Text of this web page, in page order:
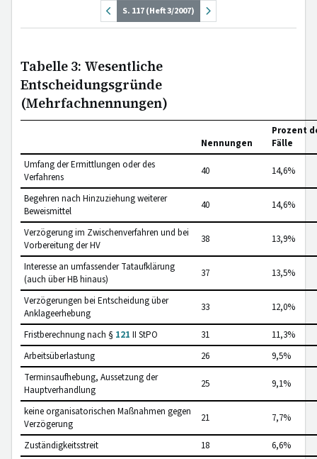
S. 117 (Heft 3/2007)
Tabelle 3: Wesentliche
Entscheidungsgründe
(Mehrfachnennungen)
Nennungen
Prozent
Fälle
Umfang der Ermittlungen oder des
Verfahrens
40 14,6%
Begehren nach Hinzuziehung weiterer
Beweismittel
40 14,6%
Verzögerung im Zwischenverfahren und bei
Vorbereitung der HV
38 13,9%
Interesse an umfassender Tataufklärung
(auch über HB hinaus)
37 13,5%
Verzögerungen bei Entscheidung über
Anklageerhebung
33 12,0%
Fristberechnung nach § 121 II StPO 31
11,3%
Arbeitsüberlastung
26
9,5%
Terminsaufhebung, Aussetzung der
Hauptverhandlung
25 9,1%
keine organisatorischen Maßnahmen gegen
Verzögerung
21 7,7%
Zuständigkeitsstreit 18
6,6%